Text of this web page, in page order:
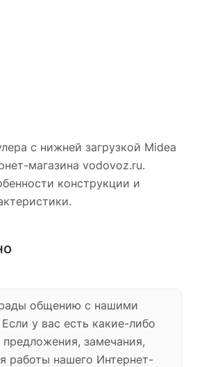
с нижней загрузкой Midea
магазина vodovoz.ru.
конструкции и
общению с нашими
у вас есть какие-либо
замечания,
работы нашего Интернет-